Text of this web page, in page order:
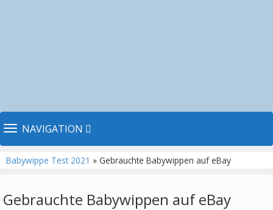
TOGGLE NAVIGATION
NAVIGATION
Babywippe Test 2021 » Gebrauchte Babywippen auf eBay
Gebrauchte Babywippen auf eBay